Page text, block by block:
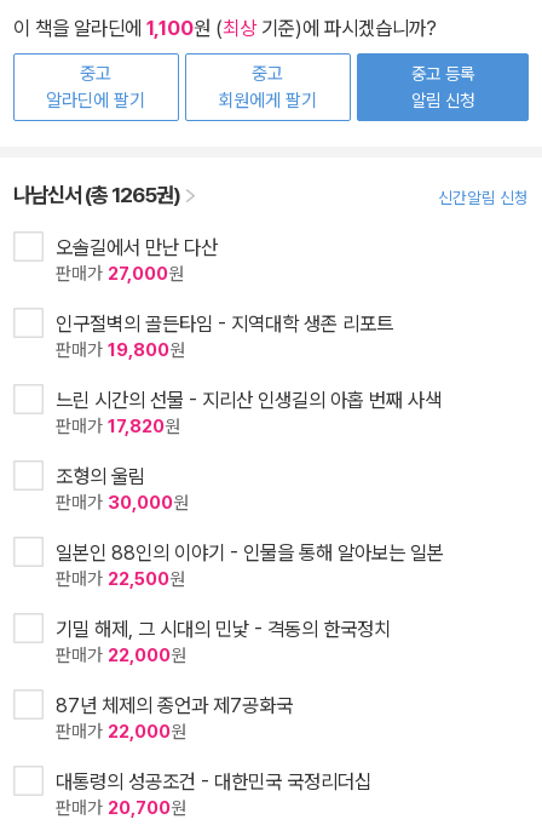
이 책을 알라딘에 1,100원 (최상기준)에 파시겠습니까?
중고
알라딘에 팔기
중고
회원에게 팔기
중고 등록
알림 신청
나남신서 (총 1265권) 신간알림 신청
오솔길에서 만난 다산
판매가 27,000원
인구절벽의 골든타임 - 지역대학 생존 리포트
판매가 19,800원
느린 시간의 선물 - 지리산 인생길의 아홉 번째 사색
판매가 17,820원
조형의 울림
판매가 30,000원
일본인 88인의 이야기 - 인물을 통해 알아보는 일본
판매가 22,500원
기밀 해제, 그 시대의 민낯 - 격동의 한국정치
판매가 22,000원
87년 체제의 종언과 제7공화국
판매가 22,000원
대통령의 성공조건 - 대한민국 국정리더십
판매가 20,700원